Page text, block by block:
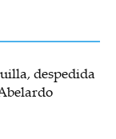
despedida